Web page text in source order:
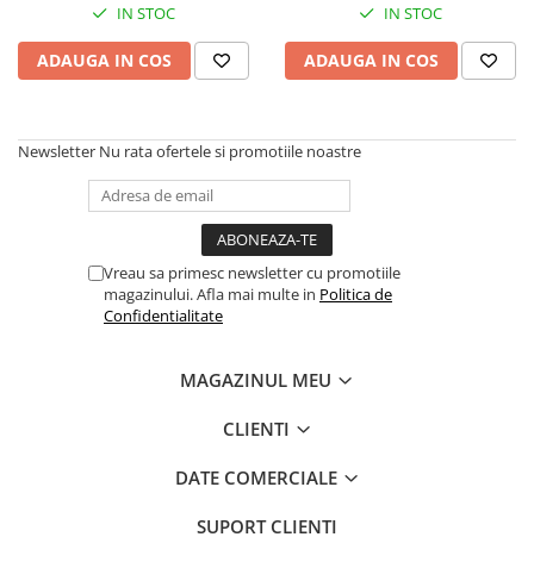
Suplimente alimentare copii
Produse antiparazitare
Produse pentru ingrijire si
Ingrijire maini si picioare
Ingrijire par
IN STOC
ADAUGA IN COS
IN STOC
ADAUGA IN COS
Newsletter Nu rata ofertele si promotiile noastre
Vreau sa primesc newsletter cu promotiile
magazinului. Afla mai multe in Politica de
Confidentialitate
MAGAZINUL MEU
CLIENTI
DATE COMERCIALE
SUPORT CLIENTI